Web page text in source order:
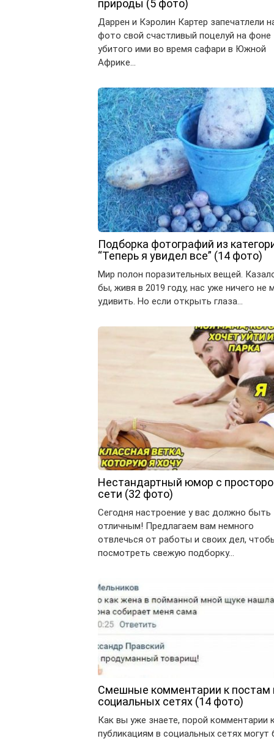
природы (5 фото)
Даррен и Кэролин Картер запечатлели
фото свой счастливый поцелуй на фоне
убитого ими во время сафари в Южной
Африке…
Подборка фотографий из
“Теперь я увидел все” (14 фото)
Мир полон поразительных вещей.
бы, живя в 2019 году, нас уже ничего не
удивить. Но если открыть глаза…
Нестандартный юмор с
сети (32 фото)
Сегодня настроение у вас должно быть
отличным! Предлагаем вам немного
отвлечься от работы и своих дел,
посмотреть свежую подборку…
Смешные комментарии к постам
социальных сетях (14 фото)
Как вы уже знаете, порой комментарии
публикациям в социальных сетях могут